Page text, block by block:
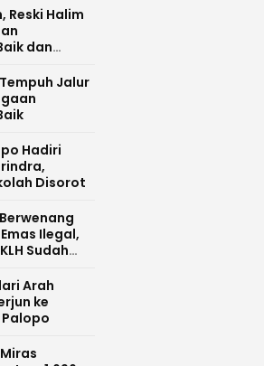
Reski Halim
dan
Jalur
Hadiri
Disorot
Ilegal,
Sudah
Arah
ke